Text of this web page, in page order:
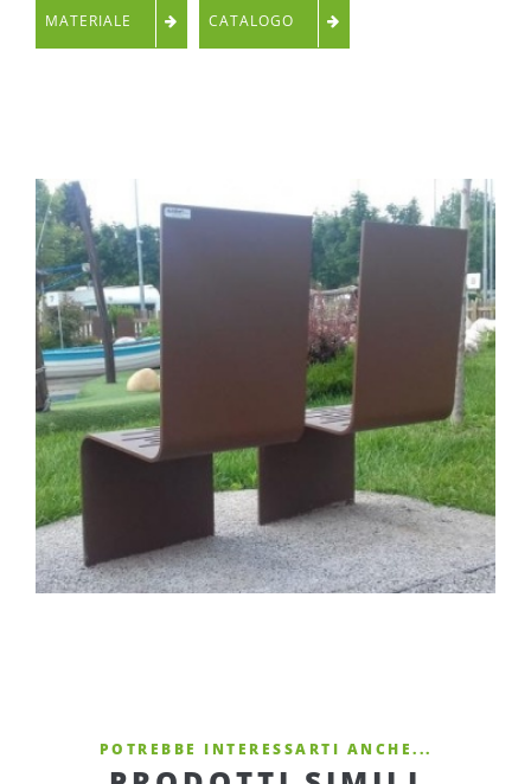
MATERIALE CATALOGO
POTREBBE INTERESSARTI ANCHE...